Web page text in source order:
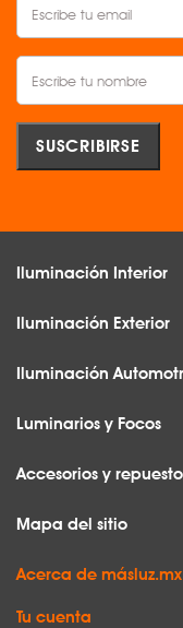
Iluminación Interior
Iluminación Exterior
Iluminación
Luminarios y Focos
Accesorios y
Mapa del sitio
Acerca de másluz.mx
Tu cuenta